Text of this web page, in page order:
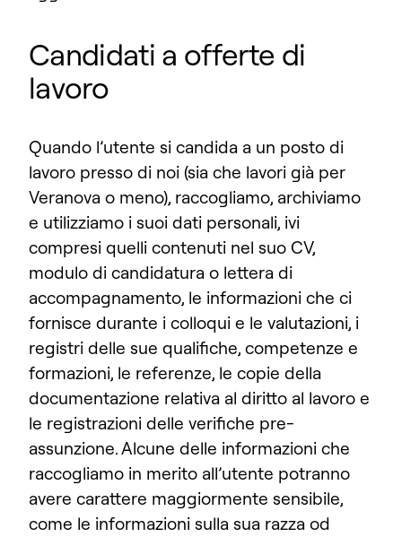
Candidati a offerte di
lavoro
Quando l’utente si candida a un posto di
lavoro presso di noi (sia che lavori già per
Veranova o meno), raccogliamo, archiviamo
e utilizziamo i suoi dati personali, ivi
compresi quelli contenuti nel suo CV,
modulo di candidatura o lettera di
accompagnamento, le informazioni che ci
fornisce durante i colloqui e le valutazioni, i
registri delle sue qualifiche, competenze e
formazioni, le referenze, le copie della
documentazione relativa al diritto al lavoro e
le registrazioni delle verifiche pre-
assunzione. Alcune delle informazioni che
raccogliamo in merito all’utente potranno
avere carattere maggiormente sensibile,
come le informazioni sulla sua razza od